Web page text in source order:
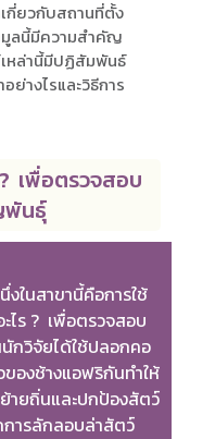
กี่ยวกับสถานที่ตั้ง
มูลนี้มีความสำคัญ
เหล่านี้มีปฏิสัมพันธ์
างไรและวิธีการ
เพื่อตรวจสอบ
นธุ์
ในสาขานี้คือการใช้
ไร ? เพื่อตรวจสอบ
กวิจัยได้ใช้ปลอกคอ
องช้างแอฟริกันทำให้
ายถิ่นและปกป้องสัตว์
ารลักลอบล่าสัตว์